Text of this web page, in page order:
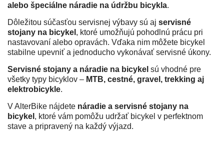
alebo špeciálne náradie na údržbu bicykla.
Dôležitou súčasťou servisnej výbavy sú aj servisné
stojany na bicykel , ktoré umožňujú pohodlnú prácu pri
nastavovaní alebo opravách. Vďaka nim môžete bicykel
stabilne upevniť a jednoducho vykonávať servisné úkony.
Servisné stojany a náradie na bicykel sú vhodné pre
všetky typy bicyklov – MTB, cestné, gravel, trekking aj
elektrobicykle.
V AlterBike nájdete náradie a servisné stojany na
bicykel , ktoré vám pomôžu udržať bicykel v perfektnom
stave a pripravený na každý výjazd.